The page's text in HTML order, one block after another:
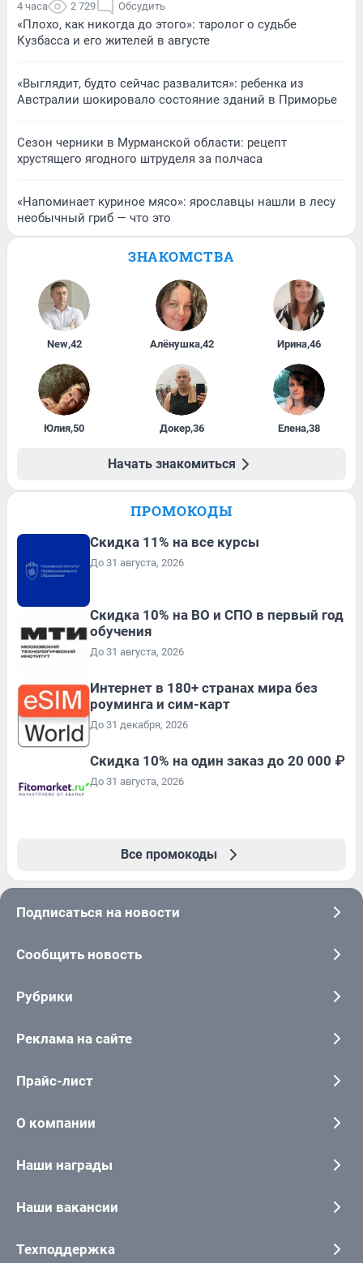
4 часа 2 729 Обсудить
«Плохо, как никогда до этого»: таролог о судьбе
Кузбасса и его жителей в августе
«Выглядит, будто сейчас развалится»: ребенка из
Австралии шокировало состояние зданий в Приморье
Сезон черники в Мурманской области: рецепт
хрустящего ягодного штруделя за полчаса
«Напоминает куриное мясо»: ярославцы нашли в лесу
необычный гриб — что это
ЗНАКОМСТВА
New,42 Алёнушка,42 Ирина,46
Юлия,50 Докер,36 Елена,38
Начать знакомиться
ПРОМОКОДЫ
Скидка 11% на все курсы
До 31 августа, 2026
Скидка 10% на ВО и СПО в первый год
обучения
До 31 августа, 2026
Интернет в 180+ странах мира без
роуминга и сим-карт
До 31 декабря, 2026
Скидка 10% на один заказ до 20 000 ₽
До 31 августа, 2026
Все промокоды
Подписаться на новости
Сообщить новость
Рубрики
Реклама на сайте
Прайс-лист
О компании
Наши награды
Наши вакансии
Техподдержка